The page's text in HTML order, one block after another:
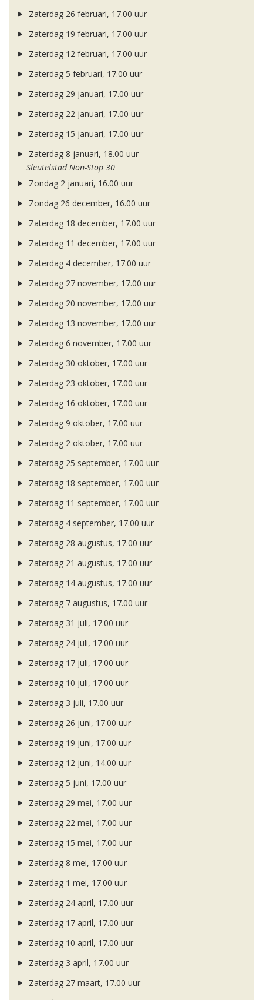
Zaterdag 26 februari, 17.00 uur
Zaterdag 19 februari, 17.00 uur
Zaterdag 12 februari, 17.00 uur
Zaterdag 5 februari, 17.00 uur
Zaterdag 29 januari, 17.00 uur
Zaterdag 22 januari, 17.00 uur
Zaterdag 15 januari, 17.00 uur
Zaterdag 8 januari, 18.00 uur
Sleutelstad Non-Stop 30
Zondag 2 januari, 16.00 uur
Zondag 26 december, 16.00 uur
Zaterdag 18 december, 17.00 uur
Zaterdag 11 december, 17.00 uur
Zaterdag 4 december, 17.00 uur
Zaterdag 27 november, 17.00 uur
Zaterdag 20 november, 17.00 uur
Zaterdag 13 november, 17.00 uur
Zaterdag 6 november, 17.00 uur
Zaterdag 30 oktober, 17.00 uur
Zaterdag 23 oktober, 17.00 uur
Zaterdag 16 oktober, 17.00 uur
Zaterdag 9 oktober, 17.00 uur
Zaterdag 2 oktober, 17.00 uur
Zaterdag 25 september, 17.00 uur
Zaterdag 18 september, 17.00 uur
Zaterdag 11 september, 17.00 uur
Zaterdag 4 september, 17.00 uur
Zaterdag 28 augustus, 17.00 uur
Zaterdag 21 augustus, 17.00 uur
Zaterdag 14 augustus, 17.00 uur
Zaterdag 7 augustus, 17.00 uur
Zaterdag 31 juli, 17.00 uur
Zaterdag 24 juli, 17.00 uur
Zaterdag 17 juli, 17.00 uur
Zaterdag 10 juli, 17.00 uur
Zaterdag 3 juli, 17.00 uur
Zaterdag 26 juni, 17.00 uur
Zaterdag 19 juni, 17.00 uur
Zaterdag 12 juni, 14.00 uur
Zaterdag 5 juni, 17.00 uur
Zaterdag 29 mei, 17.00 uur
Zaterdag 22 mei, 17.00 uur
Zaterdag 15 mei, 17.00 uur
Zaterdag 8 mei, 17.00 uur
Zaterdag 1 mei, 17.00 uur
Zaterdag 24 april, 17.00 uur
Zaterdag 17 april, 17.00 uur
Zaterdag 10 april, 17.00 uur
Zaterdag 3 april, 17.00 uur
Zaterdag 27 maart, 17.00 uur